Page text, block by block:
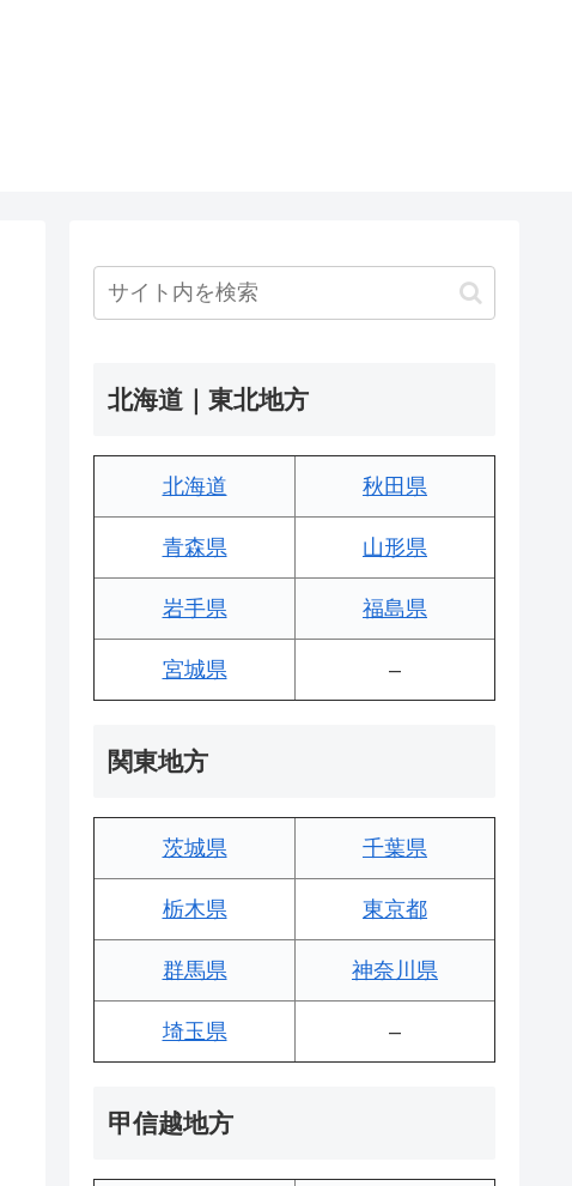
北海道｜東北地方
北海道 秋田県
青森県 山形県
岩手県 福島県
宮城県 –
関東地方
茨城県 千葉県
栃木県 東京都
群馬県 神奈川県
埼玉県 –
甲信越地方